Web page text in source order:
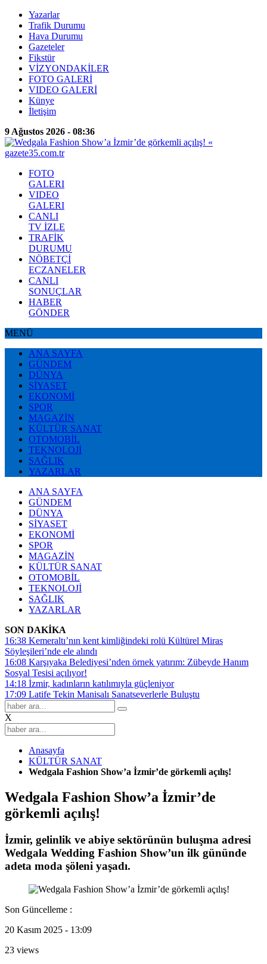
Yazarlar
Trafik Durumu
Hava Durumu
Gazeteler
Fikstür
VİZYONDAKİLER
FOTO GALERİ
VIDEO GALERİ
Künye
İletişim
9 Ağustos 2026 - 08:36
FOTO
GALERI
VIDEO
GALERI
CANLI
TV İZLE
TRAFİK
DURUMU
NÖBETÇİ
ECZANELER
CANLI
SONUÇLAR
HABER
GÖNDER
MENÜ
ANA SAYFA
GÜNDEM
DÜNYA
SİYASET
EKONOMİ
SPOR
MAGAZİN
KÜLTÜR SANAT
OTOMOBİL
TEKNOLOJİ
SAĞLIK
YAZARLAR
ANA SAYFA
GÜNDEM
DÜNYA
SİYASET
EKONOMİ
SPOR
MAGAZİN
KÜLTÜR SANAT
OTOMOBİL
TEKNOLOJİ
SAĞLIK
YAZARLAR
SON DAKİKA
16:38 Kemeraltı’nın kent kimliğindeki rolü Kültürel Miras
Söyleşileri’nde ele alındı
16:08 Karşıyaka Belediyesi’nden örnek yatırım: Zübeyde Hanım
Sosyal Tesisi açılıyor!
14:18 İzmir, kadınların katılımıyla güçleniyor
17:09 Latife Tekin Manisalı Sanatseverlerle Buluştu
X
Anasayfa
KÜLTÜR SANAT
Wedgala Fashion Show’a İzmir’de görkemli açılış!
Wedgala Fashion Show’a İzmir’de
görkemli açılış!
İzmir, gelinlik ve abiye sektörünün buluşma adresi
Wedgala Wedding Fashion Show’un ilk gününde
adeta moda şöleni yaşadı.
Son Güncelleme :
20 Kasım 2025 - 13:09
23 views